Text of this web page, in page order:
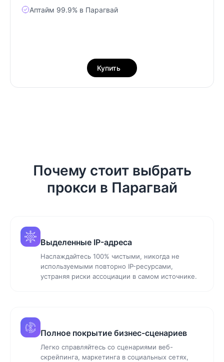
Аптайм 99.9% в Парагвай
Купить
Почему стоит выбрать
прокси в Парагвай
Выделенные IP-адреса
Наслаждайтесь 100% чистыми, никогда не
используемыми повторно IP-ресурсами,
устраняя риски ассоциации в самом источнике.
Полное покрытие бизнес-сценариев
Легко справляйтесь со сценариями веб-
скрейпинга, маркетинга в социальных сетях,